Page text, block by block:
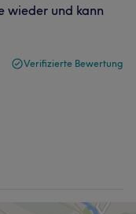
wieder und kann
Verifizierte Bewertung